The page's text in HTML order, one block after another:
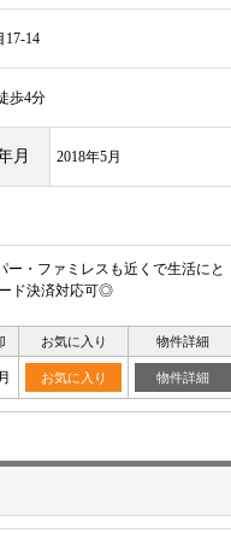
17-14
4分
月 2018年5月
ー・ファミレスも近くで生活にと
ド決済対応可◎
お気に入り 物件詳細
お気に入り 物件詳細